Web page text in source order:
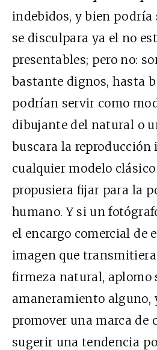
indebidos, y bien podría
se disculpara ya el no
presentables; pero no:
bastante dignos, hasta
podrían servir como
dibujante del natural o
buscara la reproducción
cualquier modelo clásico
propusiera fijar para la
humano. Y si un
el encargo comercial de
imagen que
firmeza natural, aplomo
amaneramiento alguno,
promover una marca de
sugerir una tendencia